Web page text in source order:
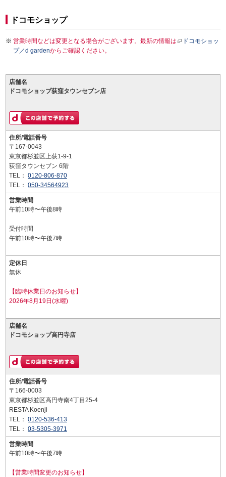
ドコモショップ
営業時間などは変更となる場合がございます。最新の情報は
ドコモショッ
プ／d gardenからご確認ください。
店舗名
ドコモショップ荻窪タウンセブン店
住所/電話番号
〒167-0043
東京都杉並区上荻1-9-1
荻窪タウンセブン 6階
TEL： 0120-806-870
TEL： 050-34564923
営業時間
午前10時〜午後8時
受付時間
午前10時〜午後7時
定休日
無休
【臨時休業日のお知らせ】
2026年8月19日(水曜)
店舗名
ドコモショップ高円寺店
住所/電話番号
〒166-0003
東京都杉並区高円寺南4丁目25-4
RESTA Koenji
TEL： 0120-536-413
TEL： 03-5305-3971
営業時間
午前10時〜午後7時
【営業時間変更のお知らせ】